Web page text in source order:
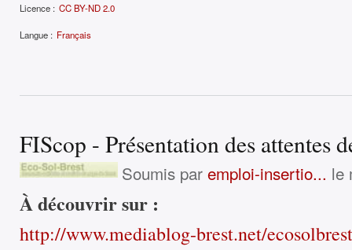
Licence : CC BY-ND 2.0
Langue : Français
FIScop - Présentation des attentes
Soumis par emploi-insertio... le
À découvrir sur :
http://www.mediablog-brest.net/